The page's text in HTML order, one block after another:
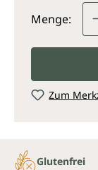
Menge:
Zum
Glutenfrei